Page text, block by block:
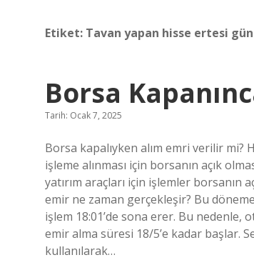
Etiket: Tavan yapan hisse ertesi
Borsa
Tarih: Ocak 7, 2025
Borsa kapalıyken alım emri verilir mi?
işleme alınması için borsanın açık
yatırım araçları için işlemler borsanın
emir ne zaman gerçekleşir? Bu
işlem 18:01’de sona erer. Bu
emir alma süresi 18/5’e kadar başlar.
kullanılarak…